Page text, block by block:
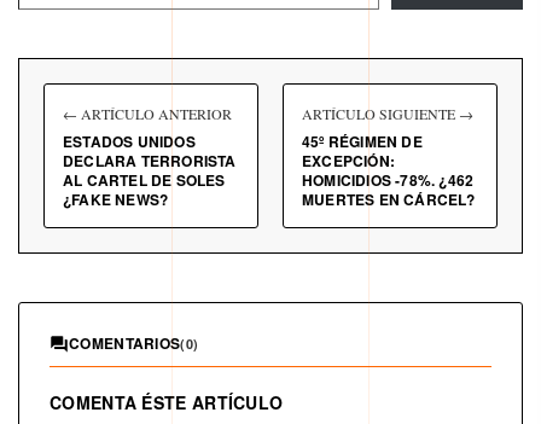
← ARTÍCULO ANTERIOR
ESTADOS UNIDOS
DECLARA TERRORISTA
AL CARTEL DE SOLES
¿FAKE NEWS?
ARTÍCULO SIGUIENTE →
45º RÉGIMEN DE
EXCEPCIÓN:
HOMICIDIOS -78%. ¿462
MUERTES EN CÁRCEL?
COMENTARIOS(0)
COMENTA ÉSTE ARTÍCULO